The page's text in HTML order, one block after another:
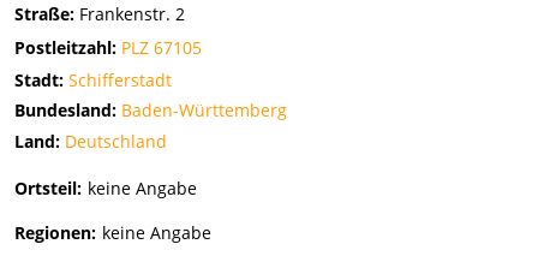
Straße: Frankenstr. 2
Postleitzahl: PLZ 67105
Stadt: Schifferstadt
Bundesland: Baden-Württemberg
Land: Deutschland
Ortsteil: keine Angabe
Regionen: keine Angabe